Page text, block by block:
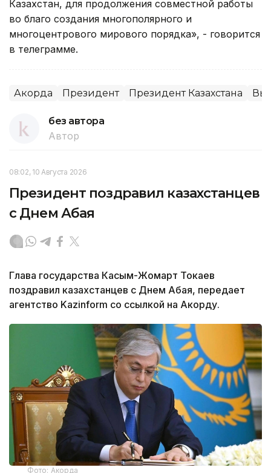
Казахстан, для продолжения совместной работы
во благо создания многополярного и
многоцентрового мирового порядка», - говорится
в телеграмме.
Акорда Президент Президент Казахстана
без автора
Автор
08:02, 10 Августа 2026
Президент поздравил казахстанцев
с Днем Абая
Глава государства Касым-Жомарт Токаев
поздравил казахстанцев с Днем Абая, передает
агентство Kazinform со ссылкой на Акорду.
Фото: Акорда